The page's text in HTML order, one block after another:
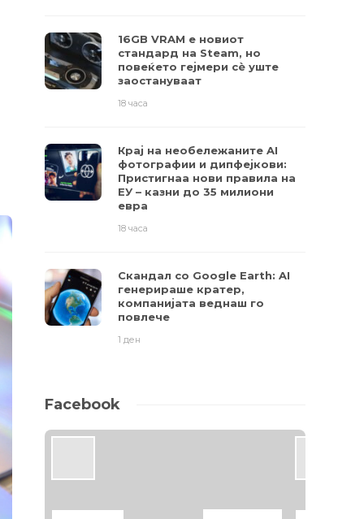
16GB VRAM е новиот
стандард на Steam, но
повеќето гејмери ​​сè уште
заостануваат
18 часа
Крај на необележаните AI
фотографии и дипфејкови:
Пристигнаа нови правила на
ЕУ – казни до 35 милиони
евра
18 часа
Скандал со Google Earth: AI
генерираше кратер,
компанијата веднаш го
повлече
1 ден
Facebook